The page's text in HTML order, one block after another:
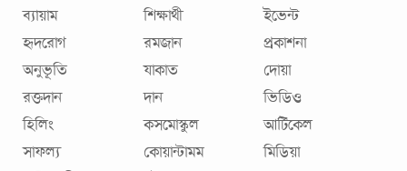
ব্যায়াম
হৃদরোগ
অনুভূতি
রক্তদান
হিলিং
সাফল্য
শিক্ষার্থী
রমজান
যাকাত
দান
কসমোস্কুল
কোয়ান্টামম
ইভেন্ট
প্রকাশনা
দোয়া
ভিডিও
আর্টিকেল
মিডিয়া